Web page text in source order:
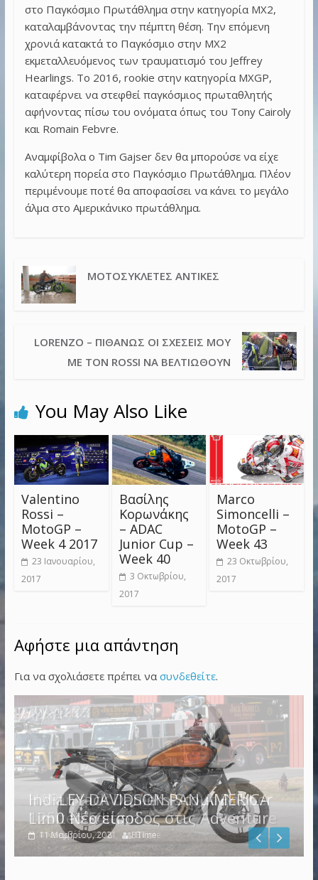
στο Παγκόσμιο Πρωτάθλημα στην κατηγορία ΜΧ2,
καταλαμβάνοντας την πέμπτη θέση. Την επόμενη
χρονιά κατακτά το Παγκόσμιο στην ΜΧ2
εκμεταλλευόμενος των τραυματισμό του Jeffrey
Hearlings. Το 2016, rookie στην κατηγορία MXGP,
καταφέρνει να στεφθεί παγκόσμιος πρωταθλητής
αφήνοντας πίσω του ονόματα όπως του Tony Cairoly
και Romain Febvre.
Αναμφίβολα ο Tim Gajser δεν θα μπορούσε να είχε
καλύτερη πορεία στο Παγκόσμιο Πρωτάθλημα. Πλέον
περιμένουμε ποτέ θα αποφασίσει να κάνει το μεγάλο
άλμα στο Αμερικάνικο πρωτάθλημα.
ΜΟΤΟΣΥΚΛΈΤΕΣ ΑΝΤΊΚΕΣ
LORENZO – ΠΙΘΑΝΏΣ ΟΙ ΣΧΈΣΕΙΣ ΜΟΥ
ΜΕ ΤΟΝ ROSSI ΝΑ ΒΕΛΤΙΩΘΟΎΝ
You May Also Like
Valentino
Rossi –
MotoGP –
Week 4 2017
23 Ιανουαρίου,
2017
Βασίλης
Κορωνάκης
– ADAC
Junior Cup –
Week 40
3 Οκτωβρίου,
2017
Marco
Simoncelli –
MotoGP –
Week 43
23 Οκτωβρίου,
2017
Αφήστε μια απάντηση
Για να σχολιάσετε πρέπει να συνδεθείτε.
HARLEY DAVIDSON PAN AMERICA
1250 Νέα είσοδος στις Adventure
4 Νοεμβρίου, 2021 BTime
Indian Jack Daniel’s Scout Bobber
Limited Edition
11 Μαρτίου, 2018 BTime